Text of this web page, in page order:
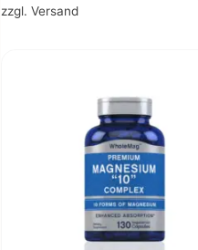
zzgl. Versand